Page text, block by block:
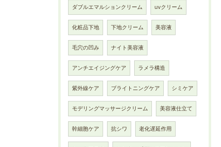
ダブルエマルションクリーム uvクリーム
化粧品下地 下地クリーム 美容液
毛穴の凹み ナイト美容液
アンチエイジングケア ラメラ構造
紫外線ケア ブライトニングケア シミケア
モデリングマッサージクリーム 美容液仕立て
幹細胞ケア 抗シワ 老化遅延作用